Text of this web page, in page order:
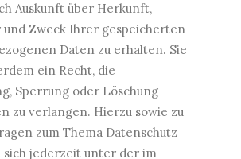
Auskunft über Herkunft,
und Zweck Ihrer gespeicherten
Daten zu erhalten. Sie
ein Recht, die
Sperrung oder Löschung
zu verlangen. Hierzu sowie zu
zum Thema Datenschutz
sich jederzeit unter der im